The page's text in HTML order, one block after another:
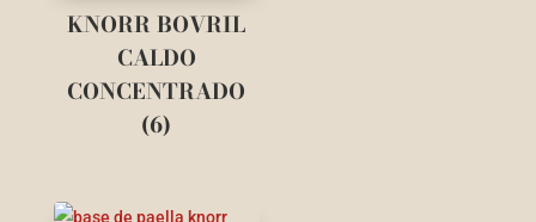
KNORR BOVRIL
CALDO
CONCENTRADO
(6)